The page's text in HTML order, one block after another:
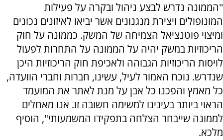
''הממונה נדרש לבצע ניהול ובקרה על פעילות
המונופולים ויצירת מנגנונים אשר יביאו לאיזונים נכונים
ומיצוי פוטנציאל הצמיחה של המשק. כממונה על חוק
הריכוזיות במשק יהיה על הממונה על התחרות לפעול
לויסות הריכוזיות הגבוהה ולאכיפת חוק הריכוזיות היכן
שנדרש. נוכח האמור לעיל, עשינו, חברות וחברי הוועדה,
כל מאמץ והפכנו כל אבן על מנת לאתר את המועמד
הראוי ביותר בעינינו למשימה חשובה זו. אנו מאחלים
לממונה שייבחר הצלחה בתפקידו המשמעותי", הוסיף
מלכא.